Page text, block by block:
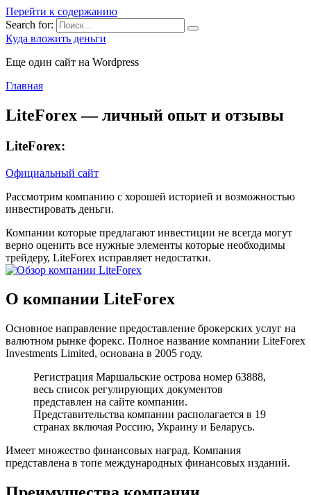
Перейти к содержанию
Search for:
Куда вложить деньги
Еще один сайт на Wordpress
Главная
LiteForex — личный опыт и отзывы
LiteForex:
Официальный сайт
Рассмотрим компанию с хорошей историей и возможностью
инвестировать деньги.
Компании которые предлагают инвестиции не всегда могут
верно оценить все нужные элементы которые необходимы
трейдеру, LiteForex исправляет недостатки.
О компании LiteForex
Основное направление предоставление брокерских услуг на
валютном рынке форекс. Полное название компании LiteForex
Investments Limited, основана в 2005 году.
Регистрация Маршальские острова номер 63888,
весь список регулирующих документов
представлен на сайте компании.
Представительства компании располагается в 19
странах включая Россию, Украину и Беларусь.
Имеет множество финансовых наград. Компания
представлена в топе международных финансовых изданий.